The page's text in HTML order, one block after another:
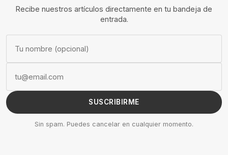
Recibe nuestros artículos directamente en tu bandeja de
entrada.
SUSCRIBIRME
Sin spam. Puedes cancelar en cualquier momento.